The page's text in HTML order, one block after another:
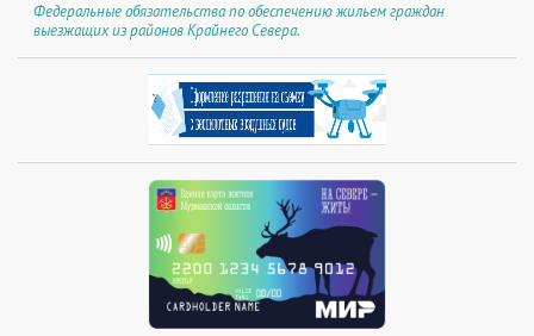
Федеральные обязательства по обеспечению жильем граждан
выезжащих из районов Крайнего Севера.